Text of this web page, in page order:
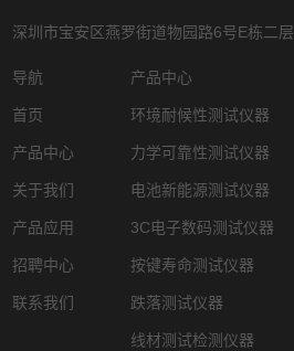
深圳市宝安区燕罗街道物园路6号E栋二层
导航
首页
产品中心
关于我们
产品应用
招聘中心
联系我们
产品中心
环境耐候性测试仪器
力学可靠性测试仪器
电池新能源测试仪器
3C电子数码测试仪器
按键寿命测试仪器
跌落测试仪器
线材测试检测仪器